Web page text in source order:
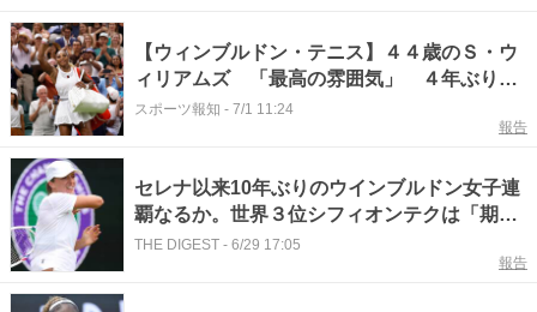
【ウィンブルドン・テニス】４４歳のＳ・ウ
ィリアムズ 「最高の雰囲気」 ４年ぶりの
シングルス復帰で惜敗 大会７度の優勝
スポーツ報知 - 7/1 11:24
報告
セレナ以来10年ぶりのウインブルドン女子連
覇なるか。世界３位シフィオンテクは「期待
値は低く保っています」と慎重姿勢＜
THE DIGEST - 6/29 17:05
報告